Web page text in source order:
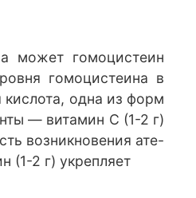
может гомоцистеин
гомоцистеина в
кислота, одна из форм
— витамин С (1-2 г)
возникновения ате-
(1-2 г) укрепляет